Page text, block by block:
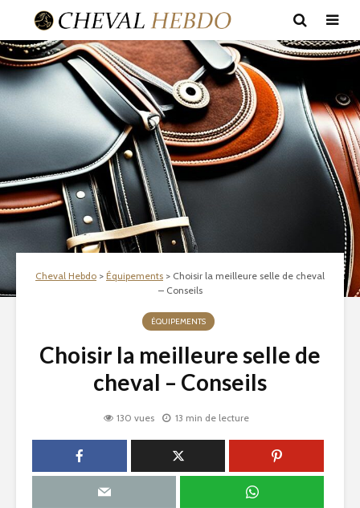
Cheval Hebdo > Équipements > Choisir la meilleure selle de cheval
– Conseils
ÉQUIPEMENTS
Choisir la meilleure selle de
cheval – Conseils
130 vues 13 min de lecture